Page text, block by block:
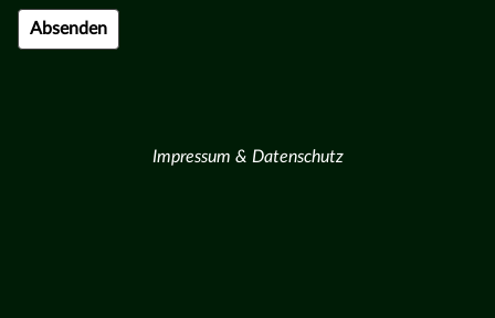
Impressum & Datenschutz